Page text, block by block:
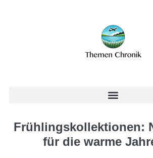
Frühlingskollektionen:
für die warme